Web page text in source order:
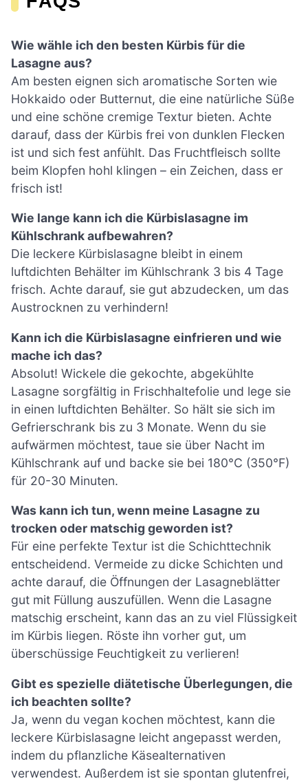
Wie wähle ich den besten Kürbis für die
Lasagne aus?
Am besten eignen sich aromatische Sorten wie
Hokkaido oder Butternut, die eine natürliche Süße
und eine schöne cremige Textur bieten. Achte
darauf, dass der Kürbis frei von dunklen Flecken
ist und sich fest anfühlt. Das Fruchtfleisch sollte
beim Klopfen hohl klingen – ein Zeichen, dass er
frisch ist!
Wie lange kann ich die Kürbislasagne im
Kühlschrank aufbewahren?
Die leckere Kürbislasagne bleibt in einem
luftdichten Behälter im Kühlschrank 3 bis 4 Tage
frisch. Achte darauf, sie gut abzudecken, um das
Austrocknen zu verhindern!
Kann ich die Kürbislasagne einfrieren und wie
mache ich das?
Absolut! Wickele die gekochte, abgekühlte
Lasagne sorgfältig in Frischhaltefolie und lege sie
in einen luftdichten Behälter. So hält sie sich im
Gefrierschrank bis zu 3 Monate. Wenn du sie
aufwärmen möchtest, taue sie über Nacht im
Kühlschrank auf und backe sie bei 180°C (350°F)
für 20-30 Minuten.
Was kann ich tun, wenn meine Lasagne zu
trocken oder matschig geworden ist?
Für eine perfekte Textur ist die Schichttechnik
entscheidend. Vermeide zu dicke Schichten und
achte darauf, die Öffnungen der Lasagneblätter
gut mit Füllung auszufüllen. Wenn die Lasagne
matschig erscheint, kann das an zu viel Flüssigkeit
im Kürbis liegen. Röste ihn vorher gut, um
überschüssige Feuchtigkeit zu verlieren!
Gibt es spezielle diätetische Überlegungen, die
ich beachten sollte?
Ja, wenn du vegan kochen möchtest, kann die
leckere Kürbislasagne leicht angepasst werden,
indem du pflanzliche Käsealternativen
verwendest. Außerdem ist sie spontan glutenfrei,